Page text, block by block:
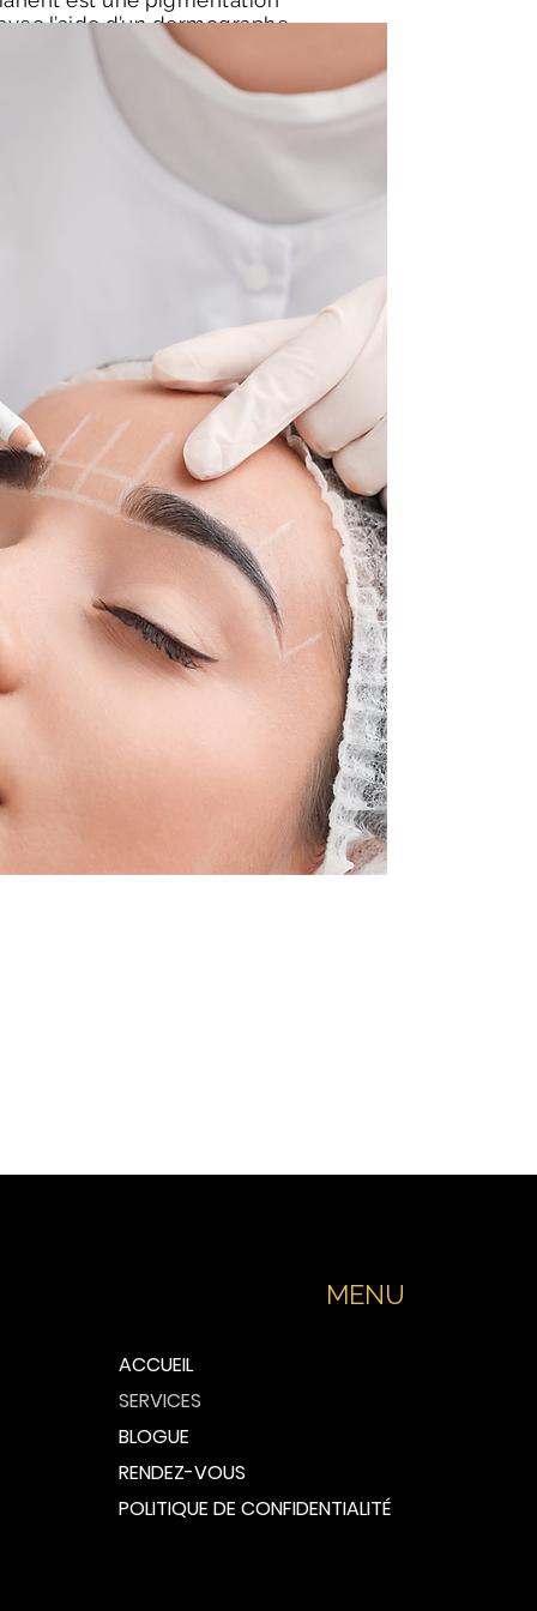
l’aide d’un dermographe
dans les couches
et qui permet de recréer
& délicat.
dure-t-il?
procédure durent entre
permanent est un ART
Les résultats peuvent
l’âge, de la capacité de
du niveau de pigment
de vie.
est demandée pour une
ou lèvres est d'une durée
MENU
ACCUEIL
SERVICES
BLOGUE
RENDEZ-VOUS
POLITIQUE DE CONFIDENTIALITÉ